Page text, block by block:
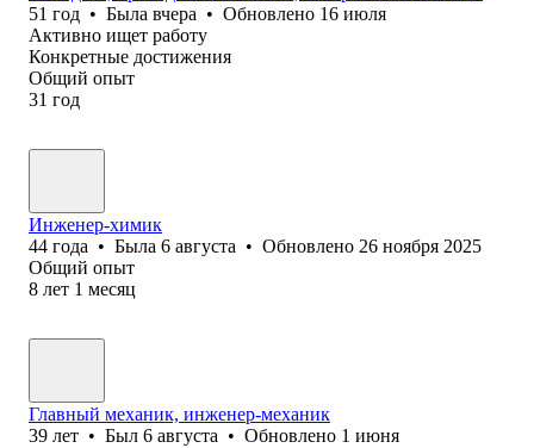
51 год • Была вчера • Обновлено 16 июля
Активно ищет работу
Конкретные достижения
Общий опыт
31 год
Инженер-химик
44 года • Была 6 августа • Обновлено 26 ноября 2025
Общий опыт
8 лет 1 месяц
Главный механик, инженер-механик
39 лет • Был 6 августа • Обновлено 1 июня